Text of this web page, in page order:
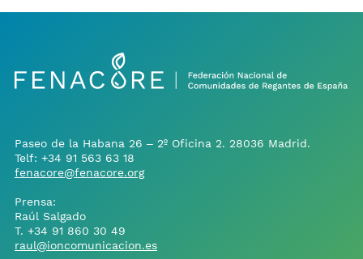
Paseo de la Habana 26 – 2º Oficina 2. 28036 Madrid.
Telf: +34 91 563 63 18
fenacore@fenacore.org
Prensa:
Raúl Salgado
T. +34 91 860 30 49
raul@ioncomunicacion.es